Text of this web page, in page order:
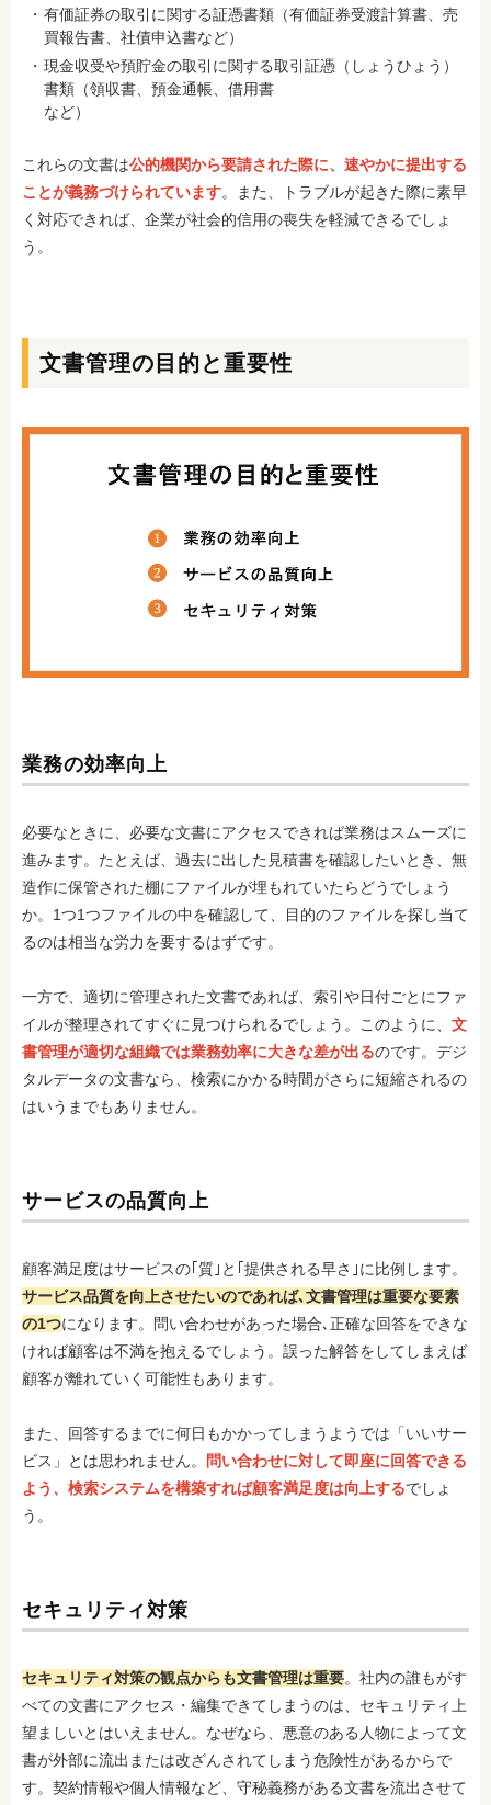
有価証券の取引に関する証憑書類（有価証券受渡計算書、売
買報告書、社債申込書など）
現金収受や預貯金の取引に関する取引証憑（しょうひょう）
書類（領収書、預金通帳、借用書
など）
これらの文書は公的機関から要請された際に、速やかに提出する
ことが義務づけられています。また、トラブルが起きた際に素早
く対応できれば、企業が社会的信用の喪失を軽減できるでしょ
う。
文書管理の目的と重要性
業務の効率向上
必要なときに、必要な文書にアクセスできれば業務はスムーズに
進みます。たとえば、過去に出した見積書を確認したいとき、無
造作に保管された棚にファイルが埋もれていたらどうでしょう
か。1つ1つファイルの中を確認して、目的のファイルを探し当て
るのは相当な労力を要するはずです。
一方で、適切に管理された文書であれば、索引や日付ごとにファ
イルが整理されてすぐに見つけられるでしょう。このように、 文
書管理が適切な組織では業務効率に大きな差が出るのです。デジ
タルデータの文書なら、検索にかかる時間がさらに短縮されるの
はいうまでもありません。
サービスの品質向上
顧客満足度はサービスの｢質｣と｢提供される早さ｣に比例します。
サービス品質を向上させたいのであれば､文書管理は重要な要素
の1つになります。問い合わせがあった場合､正確な回答をできな
ければ顧客は不満を抱えるでしょう。誤った解答をしてしまえば
顧客が離れていく可能性もあります。
また、回答するまでに何日もかかってしまうようでは「いいサー
ビス」とは思われません。
問い合わせに対して即座に回答できる
よう、検索システムを構築すれば顧客満足度は向上するでしょ
う。
セキュリティ対策
セキュリティ対策の観点からも文書管理は重要。社内の誰もがす
べての文書にアクセス・編集できてしまうのは、セキュリティ上
望ましいとはいえません。なぜなら、悪意のある人物によって文
書が外部に流出または改ざんされてしまう危険性があるからで
す。契約情報や個人情報など、守秘義務がある文書を流出させて